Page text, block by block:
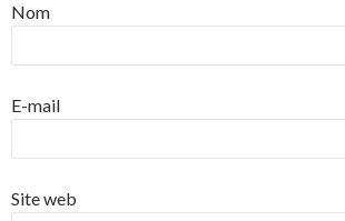
Nom
E-mail
Site web